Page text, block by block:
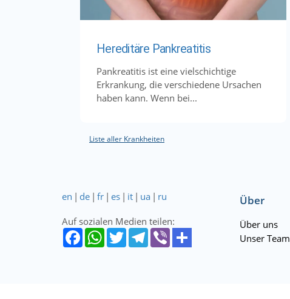
Hereditäre Pankreatitis
Pankreatitis ist eine vielschichtige
Erkrankung, die verschiedene Ursachen
haben kann. Wenn bei...
Liste aller Krankheiten
en | de | fr | es | it | ua | ru
Auf sozialen Medien teilen:
Über
Über uns
Unser Team